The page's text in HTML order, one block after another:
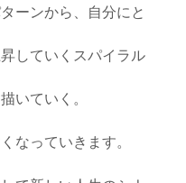
ーンから、自分にと
していくスパイラル
いていく。
なっていきます。